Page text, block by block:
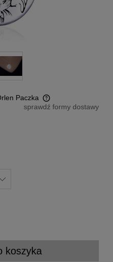
Paczka
kosztów płatności
sprawdź formy dostawy
koszyka